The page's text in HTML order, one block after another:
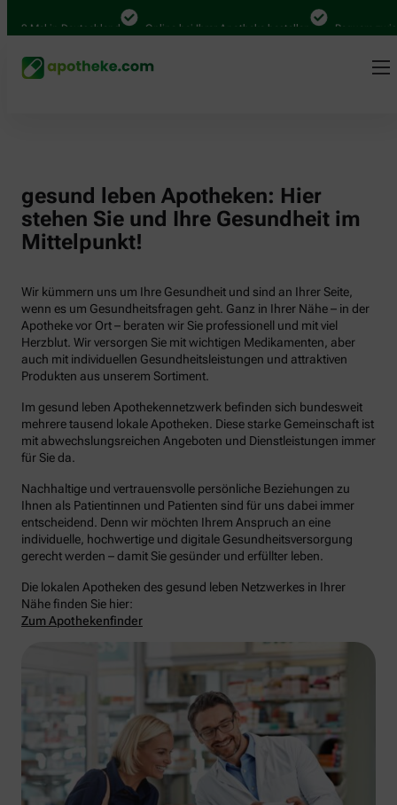
Mal in Deutschland Online bei Ihrer Apotheke bestellen Bequem
gesund leben Apotheken: Hier
stehen Sie und Ihre Gesundheit im
Mittelpunkt!
Wir kümmern uns um Ihre Gesundheit und sind an Ihrer Seite,
wenn es um Gesundheitsfragen geht. Ganz in Ihrer Nähe – in der
Apotheke vor Ort – beraten wir Sie professionell und mit viel
Herzblut. Wir versorgen Sie mit wichtigen Medikamenten, aber
auch mit individuellen Gesundheitsleistungen und attraktiven
Produkten aus unserem Sortiment.
Im gesund leben Apothekennetzwerk befinden sich bundesweit
mehrere tausend lokale Apotheken. Diese starke Gemeinschaft ist
mit abwechslungsreichen Angeboten und Dienstleistungen immer
für Sie da.
Nachhaltige und vertrauensvolle persönliche Beziehungen zu
Ihnen als Patientinnen und Patienten sind für uns dabei immer
entscheidend. Denn wir möchten Ihrem Anspruch an eine
individuelle, hochwertige und digitale Gesundheitsversorgung
gerecht werden – damit Sie gesünder und erfüllter leben.
Die lokalen Apotheken des gesund leben Netzwerkes in Ihrer
Nähe finden Sie hier:
Zum Apothekenfinder